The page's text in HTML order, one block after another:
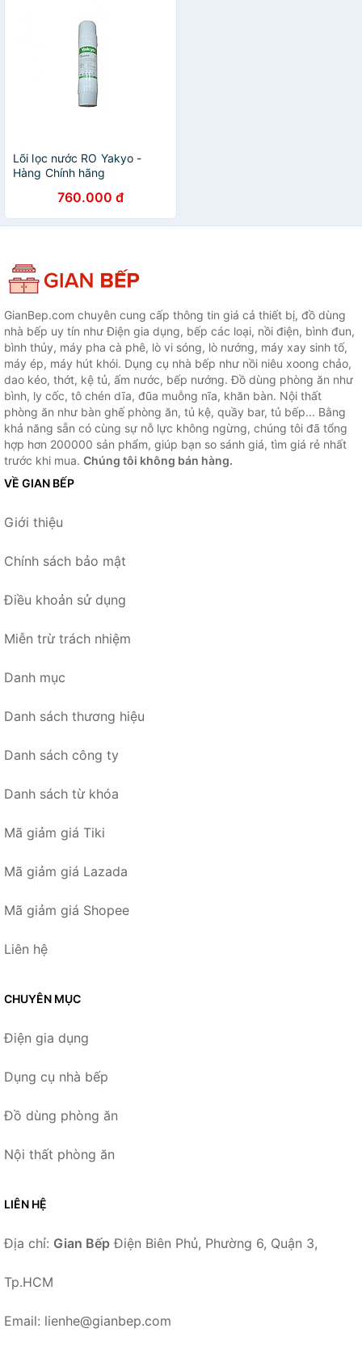
Lõi lọc nước RO Yakyo -
Hàng Chính hãng
760.000 đ
GianBep.com chuyên cung cấp thông tin giá cả thiết bị, đồ dùng
nhà bếp uy tín như Điện gia dụng, bếp các loại, nồi điện, bình đun,
bình thủy, máy pha cà phê, lò vi sóng, lò nướng, máy xay sinh tố,
máy ép, máy hút khói. Dụng cụ nhà bếp như nồi niêu xoong chảo,
dao kéo, thớt, kệ tủ, ấm nước, bếp nướng. Đồ dùng phòng ăn như
bình, ly cốc, tô chén dĩa, đũa muỗng nĩa, khăn bàn. Nội thất
phòng ăn như bàn ghế phòng ăn, tủ kệ, quầy bar, tủ bếp... Bằng
khả năng sẵn có cùng sự nỗ lực không ngừng, chúng tôi đã tổng
hợp hơn 200000 sản phẩm, giúp bạn so sánh giá, tìm giá rẻ nhất
trước khi mua. Chúng tôi không bán hàng.
VỀ GIAN BẾP
Giới thiệu
Chính sách bảo mật
Điều khoản sử dụng
Miễn trừ trách nhiệm
Danh mục
Danh sách thương hiệu
Danh sách công ty
Danh sách từ khóa
Mã giảm giá Tiki
Mã giảm giá Lazada
Mã giảm giá Shopee
Liên hệ
CHUYÊN MỤC
Điện gia dụng
Dụng cụ nhà bếp
Đồ dùng phòng ăn
Nội thất phòng ăn
LIÊN HỆ
Địa chỉ: Gian Bếp Điện Biên Phủ, Phường 6, Quận 3,
Tp.HCM
Email: lienhe@gianbep.com